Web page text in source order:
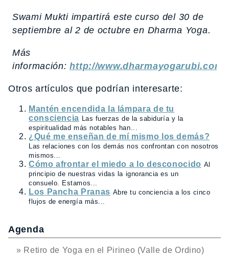
Swami Mukti impartirá este curso del 30 de
septiembre al 2 de octubre en Dharma Yoga.
Más
información:http://www.dharmayogarubi.com/
Otros artículos que podrían interesarte:
Mantén encendida la lámpara de tu
consciencia
Las fuerzas de la sabiduría y la
espiritualidad más notables han...
¿Qué me enseñan de mí mismo los demás?
Las relaciones con los demás nos confrontan con nosotros
mismos...
Cómo afrontar el miedo a lo desconocido Al
principio de nuestras vidas la ignorancia es un
consuelo. Estamos...
Los Pancha Pranas Abre tu conciencia a los cinco
flujos de energía más...
Agenda
» Retiro de Yoga en el Pirineo (Valle de Ordino)